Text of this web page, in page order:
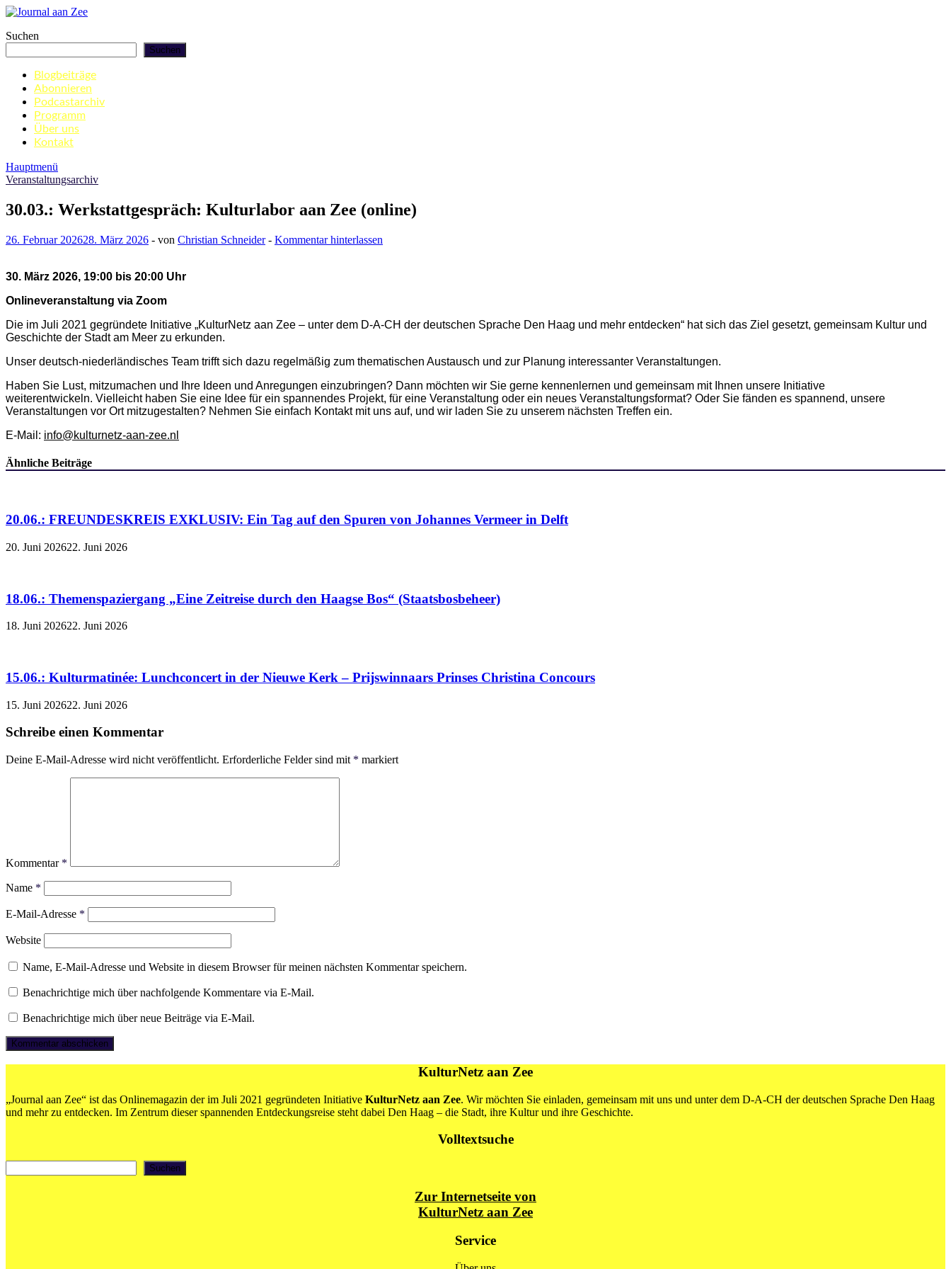
Zum
springen
Journal aan Zee
Suchen
Suchen
Blogbeiträge
Abonnieren
Podcastarchiv
Programm
Über uns
Kontakt
Hauptmenü
Veranstaltungsarchiv
30.03.: Werkstattgespräch: Kulturlabor aan Zee (online)
26. Februar 202628. März 2026 - von Christian Schneider- Kommentar hinterlassen
30. März 2026, 19:00 bis 20:00 Uhr
Onlineveranstaltung via Zoom
Die im Juli 2021 gegründete Initiative „KulturNetz aan Zee – unter dem D-A-CH der deutschen Sprache Den Haag und mehr entdecken“ hat sich das Ziel gesetzt, gemeinsam Kultur und
Geschichte der Stadt am Meer zu erkunden.
Unser deutsch-niederländisches Team trifft sich dazu regelmäßig zum thematischen Austausch und zur Planung interessanter Veranstaltungen.
Haben Sie Lust, mitzumachen und Ihre Ideen und Anregungen einzubringen? Dann möchten wir Sie gerne kennenlernen und gemeinsam mit Ihnen unsere Initiative
weiterentwickeln. Vielleicht haben Sie eine Idee für ein spannendes Projekt, für eine Veranstaltung oder ein neues Veranstaltungsformat? Oder Sie fänden es spannend, unsere
Veranstaltungen vor Ort mitzugestalten? Nehmen Sie einfach Kontakt mit uns auf, und wir laden Sie zu unserem nächsten Treffen ein.​
E-Mail: info@kulturnetz-aan-zee.nl
Ähnliche Beiträge
20.06.: FREUNDESKREIS EXKLUSIV: Ein Tag auf den Spuren von Johannes Vermeer in Delft
20. Juni 202622. Juni 2026
18.06.: Themenspaziergang „Eine Zeitreise durch den Haagse Bos“ (Staatsbosbeheer)
18. Juni 202622. Juni 2026
15.06.: Kulturmatinée: Lunchconcert in der Nieuwe Kerk – Prijswinnaars Prinses Christina Concours
15. Juni 202622. Juni 2026
Schreibe einen Kommentar
Deine E-Mail-Adresse wird nicht veröffentlicht. Erforderliche Felder sind mit * markiert
Kommentar *
Name *
E-Mail-Adresse *
Website
Name, E-Mail-Adresse und Website in diesem Browser für meinen nächsten Kommentar speichern.
Benachrichtige mich über nachfolgende Kommentare via E-Mail.
Benachrichtige mich über neue Beiträge via E-Mail.
KulturNetz aan Zee
„Journal aan Zee“ ist das Onlinemagazin der im Juli 2021 gegründeten Initiative KulturNetz aan Zee. Wir möchten Sie einladen, gemeinsam mit uns und unter dem D-A-CH der deutschen Sprache Den Haag
und mehr zu entdecken. Im Zentrum dieser spannenden Entdeckungsreise steht dabei Den Haag – die Stadt, ihre Kultur und ihre Geschichte.
Volltextsuche
Suchen
Zur Internetseite von
KulturNetz aan Zee
Service